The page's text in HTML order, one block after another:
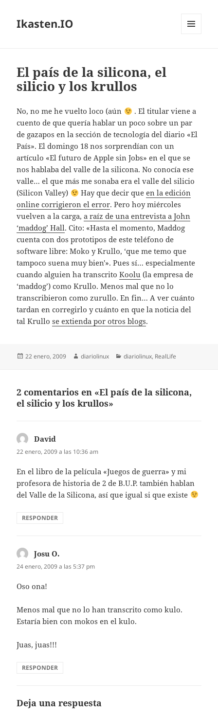
Ikasten.IO
El país de la silicona, el
silicio y los krullos
No, no me he vuelto loco (aún
. El titular viene a
cuento de que quería hablar un poco sobre un par
de gazapos en la sección de tecnología del diario «El
País». El domingo 18 nos sorprendían con un
artículo «El futuro de Apple sin Jobs» en el que se
nos hablaba del valle de la silicona. No conocía ese
valle… el que más me sonaba era el valle del silicio
(Silicon Valley)
Hay que decir que en la edición
online corrigieron el error. Pero hoy miércoles
vuelven a la carga,a raíz de una entrevista a John
‘maddog’ Hall. Cito: «Hasta el momento, Maddog
cuenta con dos prototipos de este teléfono de
software libre: Moko y Krullo, ‘que me temo que
tampoco suena muy bien'». Pues sí… especialmente
cuando alguien ha transcritoKoolu (la empresa de
‘maddog’) como Krullo. Menos mal que no lo
transcribieron como zurullo. En fin… A ver cuánto
tardan en corregirlo y cuánto en que la noticia del
tal Krullose extienda por otros blogs.
Publicado
22 enero, 2009 Autor
diariolinux Categorías
diariolinux, RealLife
2 comentarios en «El país de la silicona,
el silicio y los krullos»
David
22 enero, 2009 a las 10:36 am
En el libro de la película «Juegos de guerra» y mi
profesora de historia de 2 de B.U.P. también hablan
del Valle de la Silicona, así que igual si que existe
RESPONDER
Josu O.
24 enero, 2009 a las 5:37 pm
Oso ona!
Menos mal que no lo han transcrito como kulo.
Estaría bien con mokos en el kulo.
Juas, juas!!!
RESPONDER
Deja una respuesta